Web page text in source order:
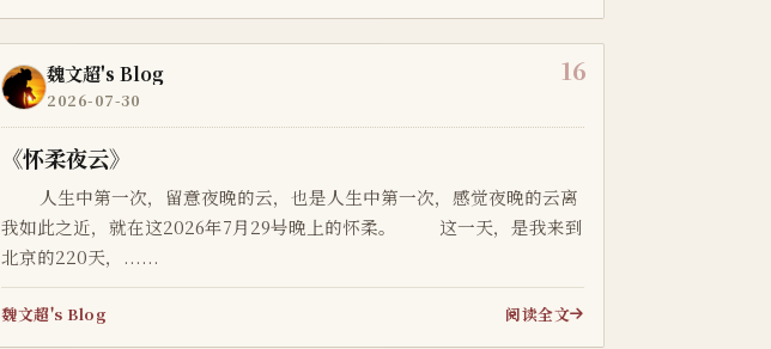
16
魏文超's Blog
2026-07-30
《怀柔夜云》
人生中第一次，留意夜晚的云，也是人生中第一次，感觉夜晚的云离
我如此之近，就在这2026年7月29号晚上的怀柔。 这一天，是我来到
北京的220天，......
魏文超's Blog 阅读全文